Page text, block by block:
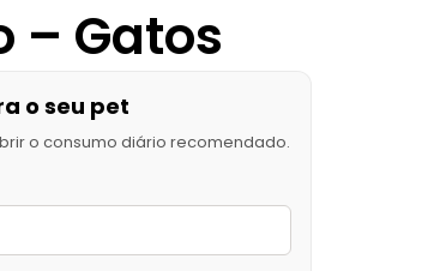
– Gatos
o seu pet
o consumo diário recomendado.